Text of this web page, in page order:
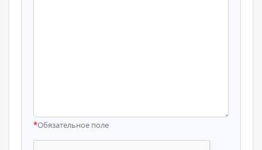
*Обязательное поле